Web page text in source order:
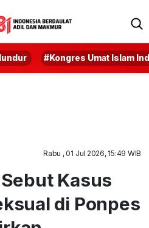
#Kongres Umat Islam
Rabu , 01 Jul 2026, 15:49 WIB
Kasus
di Ponpes